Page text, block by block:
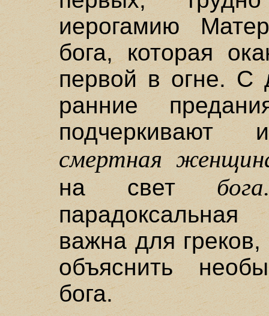
иерогамию
бога, которая
первой в огне. С
ранние
смертная
на свет
важна для
объяснить
бога.